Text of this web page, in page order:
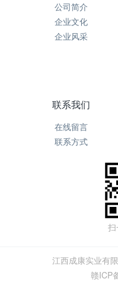
公司简介
企业文化
企业风采
联系我们
在线留言
联系方式
江西成康实业有
赣ICP